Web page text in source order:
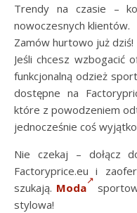
Trendy na czasie –
nowoczesnych klientów.
Zamów hurtowo już dziś!
Jeśli chcesz wzbogacić
funkcjonalną odzież
dostępne na
które z powodzeniem
jednocześnie coś
Nie czekaj – dołącz
Factoryprice.eu i
szukają. Moda
stylowa!